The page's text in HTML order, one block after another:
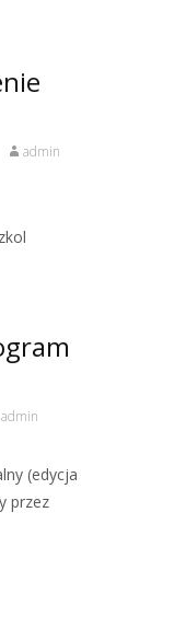
admin
admin
(edycja
przez